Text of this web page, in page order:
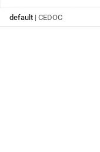
default | CEDOC